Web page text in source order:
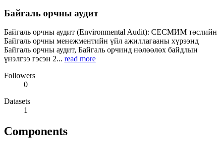
Байгаль орчны аудит
Байгаль орчны аудит (Environmental Audit): СЕСМИМ төслийн
Байгаль орчны менежментийн үйл ажиллагааны хүрээнд
Байгаль орчны аудит, Байгаль орчинд нөлөөлөх байдлын
үнэлгээ гэсэн 2... read more
Followers
0
Datasets
1
Components